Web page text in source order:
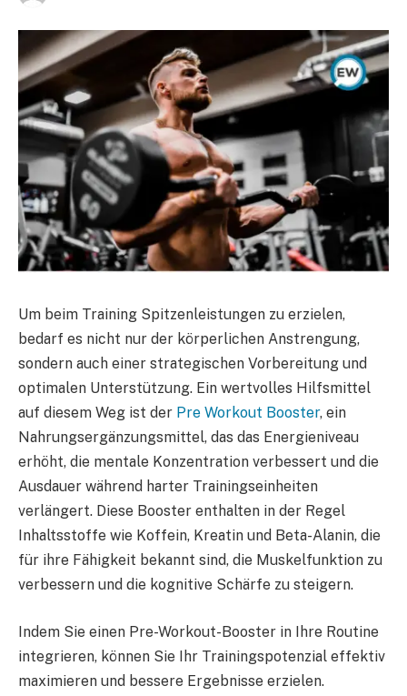
Um beim Training Spitzenleistungen zu erzielen,
bedarf es nicht nur der körperlichen Anstrengung,
sondern auch einer strategischen Vorbereitung und
optimalen Unterstützung. Ein wertvolles Hilfsmittel
auf diesem Weg ist der Pre Workout Booster, ein
Nahrungsergänzungsmittel, das das Energieniveau
erhöht, die mentale Konzentration verbessert und die
Ausdauer während harter Trainingseinheiten
verlängert. Diese Booster enthalten in der Regel
Inhaltsstoffe wie Koffein, Kreatin und Beta-Alanin, die
für ihre Fähigkeit bekannt sind, die Muskelfunktion zu
verbessern und die kognitive Schärfe zu steigern.
Indem Sie einen Pre-Workout-Booster in Ihre Routine
integrieren, können Sie Ihr Trainingspotenzial effektiv
maximieren und bessere Ergebnisse erzielen.